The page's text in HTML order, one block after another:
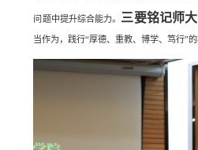
问题中提升综合能力。 三要铭记师
当作为，践行“厚德、重教、博学、笃行”